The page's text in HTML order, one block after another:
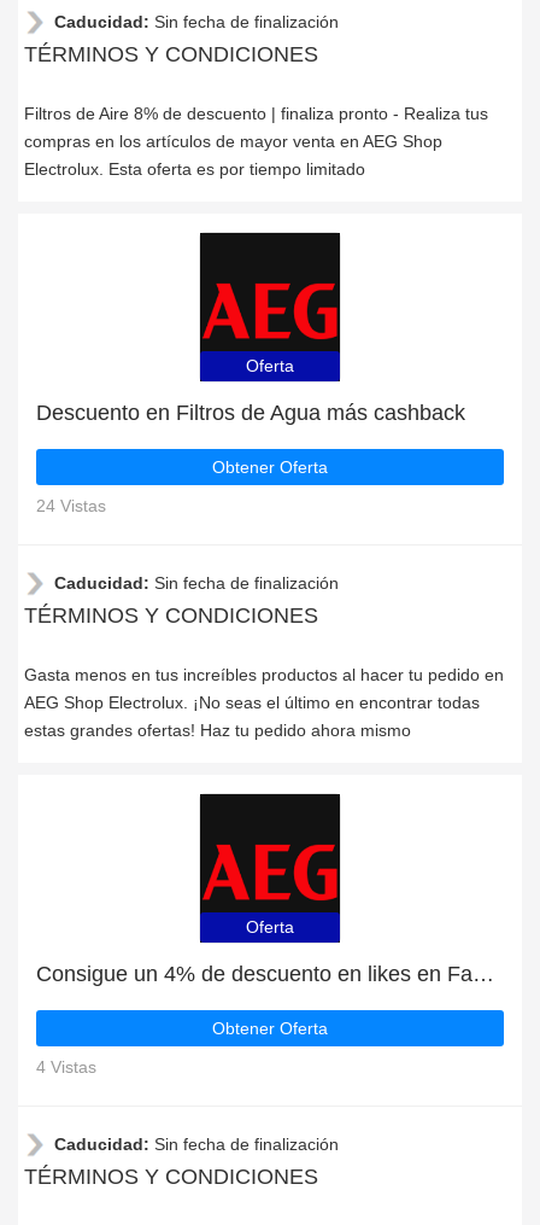
Caducidad: Sin fecha de finalización
TÉRMINOS Y CONDICIONES
Filtros de Aire 8% de descuento | finaliza pronto - Realiza tus
compras en los artículos de mayor venta en AEG Shop
Electrolux. Esta oferta es por tiempo limitado
Oferta
Descuento en Filtros de Agua más cashback
Obtener Oferta
24 Vistas
Caducidad: Sin fecha de finalización
TÉRMINOS Y CONDICIONES
Gasta menos en tus increíbles productos al hacer tu pedido en
AEG Shop Electrolux. ¡No seas el último en encontrar todas
estas grandes ofertas! Haz tu pedido ahora mismo
Oferta
Consigue un 4% de descuento en likes en Facebook
Obtener Oferta
4 Vistas
Caducidad: Sin fecha de finalización
TÉRMINOS Y CONDICIONES